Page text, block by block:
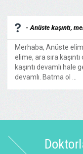
- Anüste kaşıntı,
Merhaba, Anüste
elime, ara sıra
kaşıntı devamlı hale
devamlı. Batma ol ...